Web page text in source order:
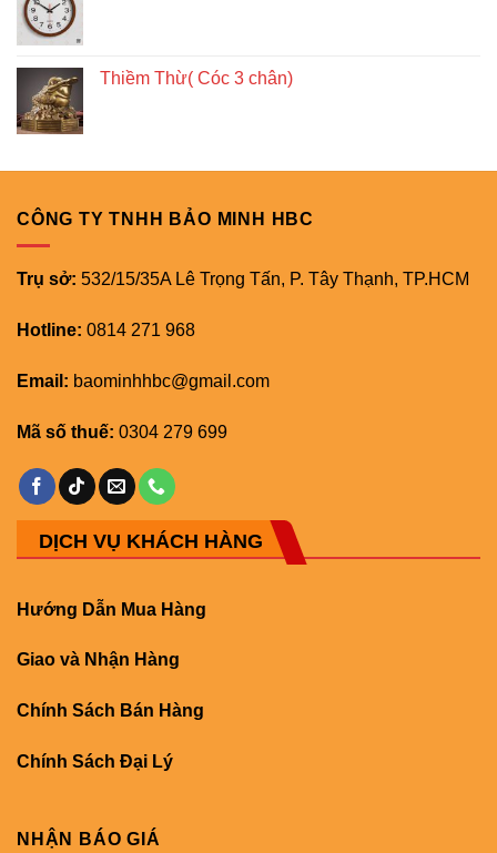
Thiềm Thừ( Cóc 3 chân)
CÔNG TY TNHH BẢO MINH HBC
Trụ sở: 532/15/35A Lê Trọng Tấn, P. Tây Thạnh, TP.HCM
Hotline: 0814 271 968
Email: baominhhbc@gmail.com
Mã số thuế: 0304 279 699
DỊCH VỤ KHÁCH HÀNG
Hướng Dẫn Mua Hàng
Giao và Nhận Hàng
Chính Sách Bán Hàng
Chính Sách Đại Lý
NHẬN BÁO GIÁ